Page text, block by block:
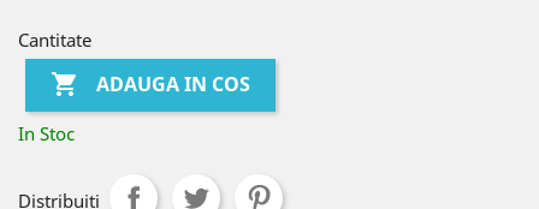
Cantitate
 ADAUGA IN COS
In Stoc
Distribuiti